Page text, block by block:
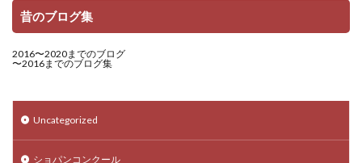
昔のブログ集
2016〜2020までのブログ
〜2016までのブログ集
Uncategorized
ショパンコンクール